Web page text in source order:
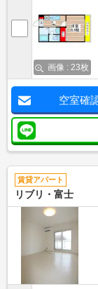
画像 : 23枚
空室確
賃貸アパート
リブリ・富士